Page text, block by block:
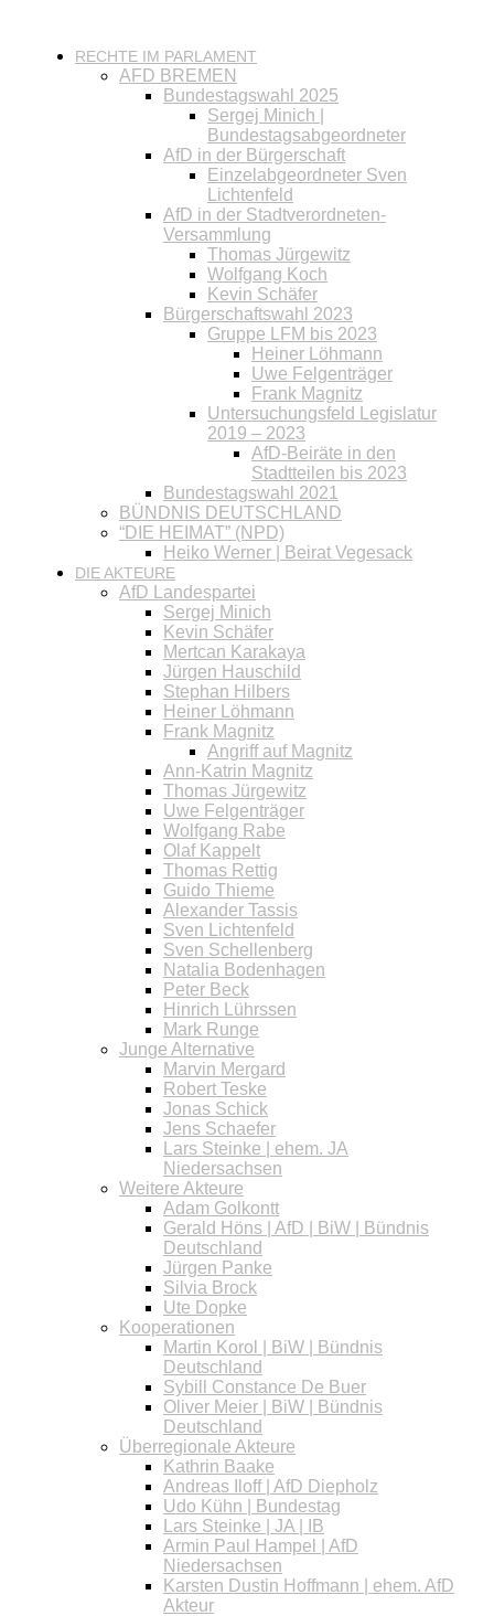
RECHTE IM PARLAMENT
AFD BREMEN
Bundestagswahl 2025
Sergej Minich |
Bundestagsabgeordneter
AfD in der Bürgerschaft
Einzelabgeordneter Sven
Lichtenfeld
AfD in der Stadtverordneten-
Versammlung
Thomas Jürgewitz
Wolfgang Koch
Kevin Schäfer
Bürgerschaftswahl 2023
Gruppe LFM bis 2023
Heiner Löhmann
Uwe Felgenträger
Frank Magnitz
Untersuchungsfeld Legislatur
2019 – 2023
AfD-Beiräte in den
Stadtteilen bis 2023
Bundestagswahl 2021
BÜNDNIS DEUTSCHLAND
“DIE HEIMAT” (NPD)
Heiko Werner | Beirat Vegesack
DIE AKTEURE
AfD Landespartei
Sergej Minich
Kevin Schäfer
Mertcan Karakaya
Jürgen Hauschild
Stephan Hilbers
Heiner Löhmann
Frank Magnitz
Angriff auf Magnitz
Ann-Katrin Magnitz
Thomas Jürgewitz
Uwe Felgenträger
Wolfgang Rabe
Olaf Kappelt
Thomas Rettig
Guido Thieme
Alexander Tassis
Sven Lichtenfeld
Sven Schellenberg
Natalia Bodenhagen
Peter Beck
Hinrich Lührssen
Mark Runge
Junge Alternative
Marvin Mergard
Robert Teske
Jonas Schick
Jens Schaefer
Lars Steinke | ehem. JA
Niedersachsen
Weitere Akteure
Adam Golkontt
Gerald Höns | AfD | BiW | Bündnis
Deutschland
Jürgen Panke
Silvia Brock
Ute Dopke
Kooperationen
Martin Korol | BiW | Bündnis
Deutschland
Sybill Constance De Buer
Oliver Meier | BiW | Bündnis
Deutschland
Überregionale Akteure
Kathrin Baake
Andreas Iloff | AfD Diepholz
Udo Kühn | Bundestag
Lars Steinke | JA | IB
Armin Paul Hampel | AfD
Niedersachsen
Karsten Dustin Hoffmann | ehem. AfD
Akteur